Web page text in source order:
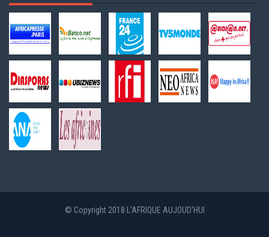
© Copyright 2018 L'AFRIQUE AUJOUD'HUI